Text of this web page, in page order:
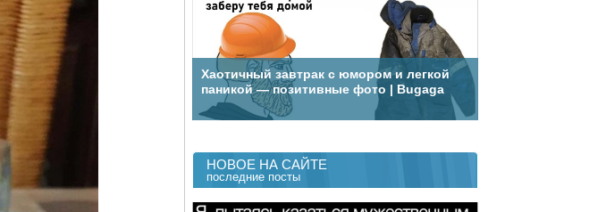
Хаотичный завтрак с юмором и легкой
паникой — позитивные фото | Bugaga
НОВОЕ НА САЙТЕ
последние посты